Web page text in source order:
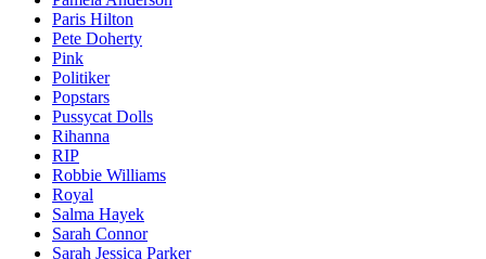
Paris Hilton
Pete Doherty
Pink
Politiker
Popstars
Pussycat Dolls
Rihanna
RIP
Robbie Williams
Royal
Salma Hayek
Sarah Connor
Sarah Jessica Parker